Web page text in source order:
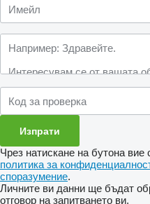
Чрез натискане на бутона
политика за
споразумение.
Личните ви данни ще бъдат
отговор на запитването ви.